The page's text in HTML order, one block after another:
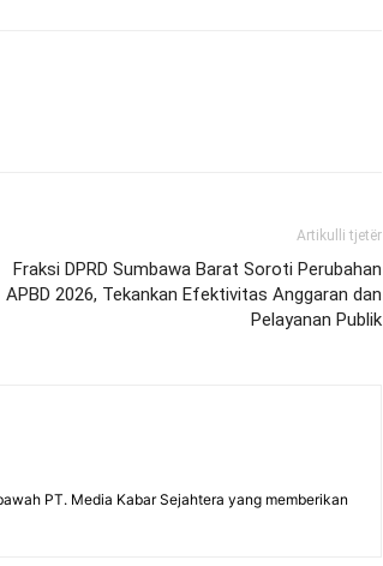
Artikulli tjetër
Fraksi DPRD Sumbawa Barat Soroti Perubahan
APBD 2026, Tekankan Efektivitas Anggaran dan
Pelayanan Publik
PT. Media Kabar Sejahtera yang memberikan